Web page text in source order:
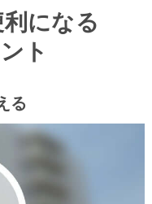
になる
ト
る